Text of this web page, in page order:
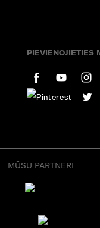
PIEVIENOJIETIES
MŪSU PARTNERI